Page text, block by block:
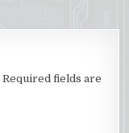
Required fields are